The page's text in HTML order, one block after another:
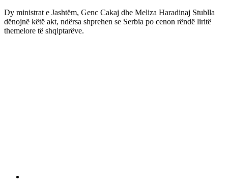
Dy ministrat e Jashtëm, Genc Cakaj dhe Meliza Haradinaj Stublla
dënojnë këtë akt, ndërsa shprehen se Serbia po cenon rëndë liritë
themelore të shqiptarëve.